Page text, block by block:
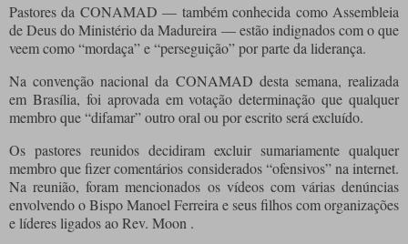
Pastores da CONAMAD — também conhecida como Assembleia
de Deus do Ministério da Madureira — estão indignados com o que
veem como “mordaça” e “perseguição” por parte da liderança.
Na convenção nacional da CONAMAD desta semana, realizada
em Brasília, foi aprovada em votação determinação que qualquer
membro que “difamar” outro oral ou por escrito será excluído.
Os pastores reunidos decidiram excluir sumariamente qualquer
membro que fizer comentários considerados “ofensivos” na internet.
Na reunião, foram mencionados os vídeos com várias denúncias
envolvendo o Bispo Manoel Ferreira e seus filhos com organizações
e líderes ligados ao Rev. Moon .